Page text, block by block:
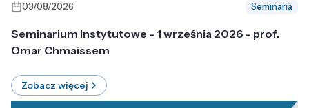
03/08/2026 Seminaria
Seminarium Instytutowe - 1 września 2026 - prof.
Omar Chmaissem
Zobacz więcej